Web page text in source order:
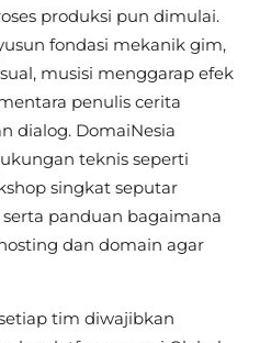
produksi pun dimulai.
fondasi mekanik gim,
musisi menggarap efek
penulis cerita
dialog. DomaiNesia
teknis seperti
singkat seputar
panduan bagaimana
dan domain agar
tim diwajibkan